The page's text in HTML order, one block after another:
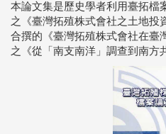
本論文集是歷史學者利用臺拓檔
之《臺灣拓殖株式會社之土地投
合撰的《臺灣拓殖株式會社在臺
之《從「南支南洋」調查到南方